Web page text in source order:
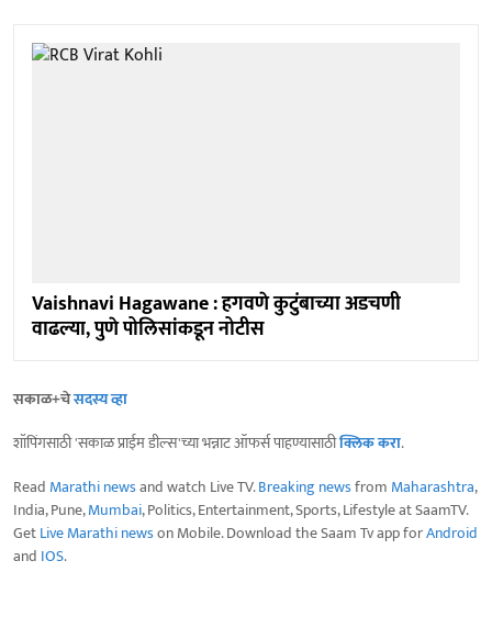
Vaishnavi Hagawane : हगवणे कुटुंबाच्या अडचणी
वाढल्या, पुणे पोलिसांकडून नोटीस
सकाळ+चेसदस्य व्हा
शॉपिंगसाठी 'सकाळ प्राईम डील्स'च्या भन्नाट ऑफर्स पाहण्यासाठीक्लिक करा.
Read Marathi newsand watch Live TV.Breaking newsfrom Maharashtra,
India, Pune,Mumbai, Politics, Entertainment, Sports, Lifestyle at SaamTV.
GetLive Marathi newson Mobile. Download the Saam Tv app forAndroid
and IOS.